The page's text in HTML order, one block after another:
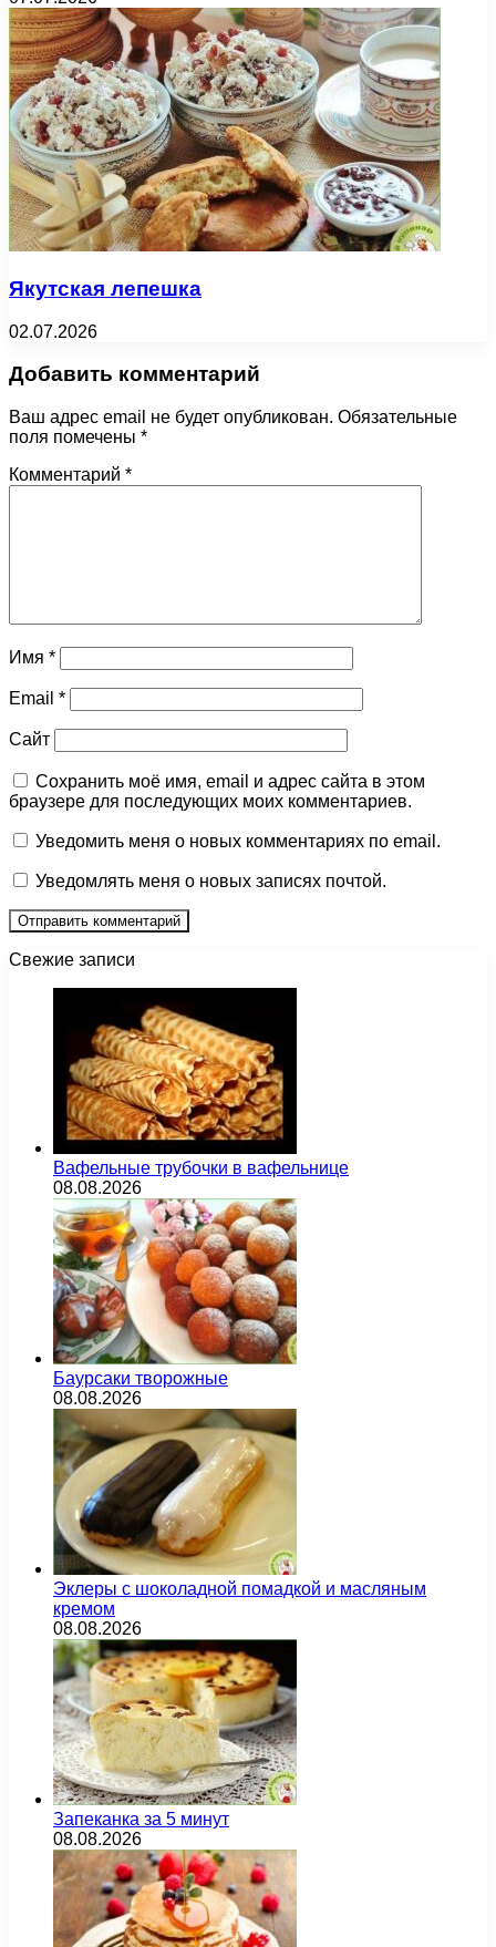
Якутская лепешка
02.07.2026
Добавить комментарий
Ваш адрес email не будет опубликован. Обязательные
поля помечены *
Комментарий *
Имя *
Email *
Сайт
Сохранить моё имя, email и адрес сайта в этом
браузере для последующих моих комментариев.
Уведомить меня о новых комментариях по email.
Уведомлять меня о новых записях почтой.
Свежие записи
Вафельные трубочки в вафельнице
08.08.2026
Баурсаки творожные
08.08.2026
Эклеры с шоколадной помадкой и масляным
кремом
08.08.2026
Запеканка за 5 минут
08.08.2026